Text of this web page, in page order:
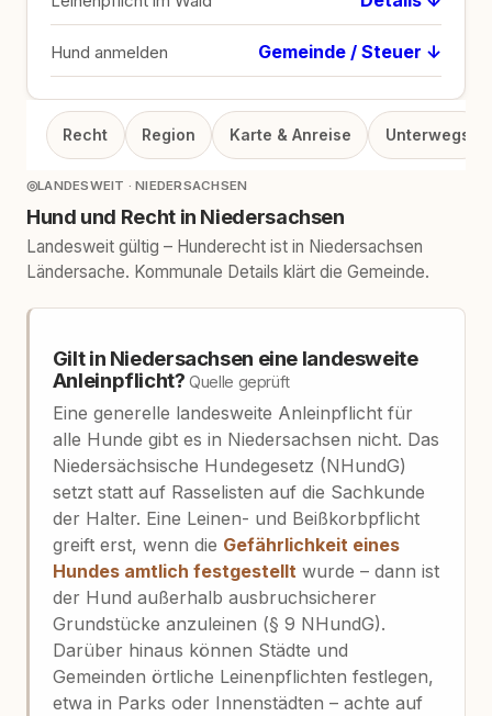
Hund anmelden Gemeinde / Steuer ↓
Recht Region Karte & Anreise Unterwegs
◎LANDESWEIT · NIEDERSACHSEN
Hund und Recht in Niedersachsen
Landesweit gültig – Hunderecht ist in Niedersachsen
Ländersache. Kommunale Details klärt die Gemeinde.
Gilt in Niedersachsen eine landesweite
Anleinpflicht?Quelle geprüft
Eine generelle landesweite Anleinpflicht für
alle Hunde gibt es in Niedersachsen nicht. Das
Niedersächsische Hundegesetz (NHundG)
setzt statt auf Rasselisten auf die Sachkunde
der Halter. Eine Leinen- und Beißkorbpflicht
greift erst, wenn die Gefährlichkeit eines
Hundes amtlich festgestellt wurde – dann ist
der Hund außerhalb ausbruchsicherer
Grundstücke anzuleinen (§ 9 NHundG).
Darüber hinaus können Städte und
Gemeinden örtliche Leinenpflichten festlegen,
etwa in Parks oder Innenstädten – achte auf